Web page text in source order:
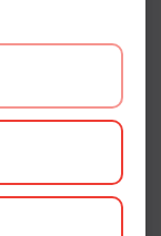
sertifisert